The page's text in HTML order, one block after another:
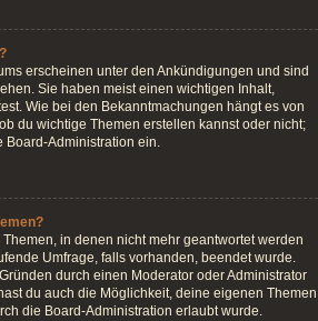
erscheinen unter den Ankündigungen und sind
Sie haben meist einen wichtigen Inhalt,
Wie bei den Bekanntmachungen hängt es von
du wichtige Themen erstellen kannst oder nicht;
Board-Administration ein.
in denen nicht mehr geantwortet werden
Umfrage, falls vorhanden, beendet wurde.
durch einen Moderator oder Administrator
du auch die Möglichkeit, deine eigenen Themen
die Board-Administration erlaubt wurde.